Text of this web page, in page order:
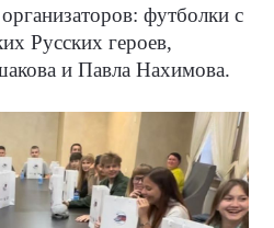
футболки с
Русских героев,
и Павла Нахимова.